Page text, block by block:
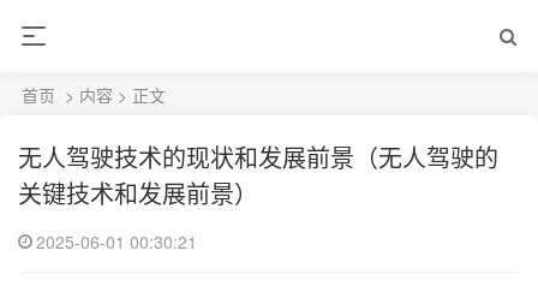
首页 > 内容 > 正文
无人驾驶技术的现状和发展前景（无人驾驶的
关键技术和发展前景）
2025-06-01 00:30:21